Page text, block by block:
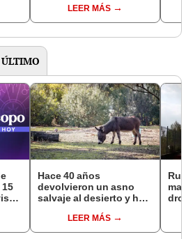
la ciudadanía americana
para trabajadores de
LEER MÁS
la
15
Hace 40 años
devolvieron un asno
salvaje al desierto y hoy
reforestar el ecosistema
de forma natural
LEER MÁS